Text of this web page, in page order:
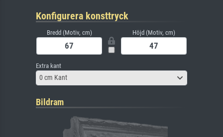
Konfigurera konsttryck
Bredd (Motiv, cm) Höjd (Motiv, cm)
Extra kant
0 cm Kant
Bildram